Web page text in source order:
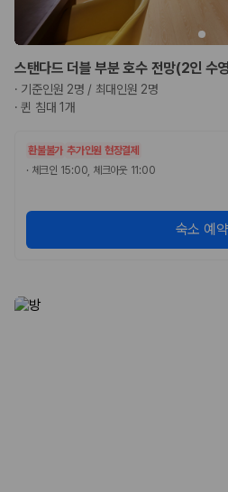
스탠다드 더블 부분 호수 전망(2인 수
· 기준인원 2명 / 최대인원 2명
·퀸 침대 1개
환불불가 추가인원 현장결제
· 체크인 15:00, 체크아웃 11:00
숙소 예약